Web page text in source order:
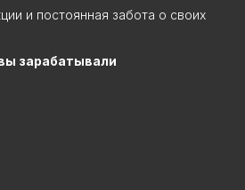
и постоянная забота о своих
зарабатывали